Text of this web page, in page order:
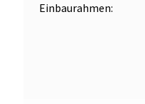
Einbaurahmen: